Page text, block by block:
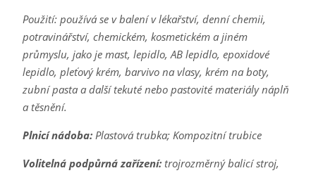
Použití: používá se v balení v lékařství, denní chemii,
potravinářství, chemickém, kosmetickém a jiném
průmyslu, jako je mast, lepidlo, AB lepidlo, epoxidové
lepidlo, pleťový krém, barvivo na vlasy, krém na boty,
zubní pasta a další tekuté nebo pastovité materiály náplň
a těsnění.
Plnicí nádoba:Plastová trubka; Kompozitní trubice
Volitelná podpůrná zařízení:trojrozměrný balicí stroj,